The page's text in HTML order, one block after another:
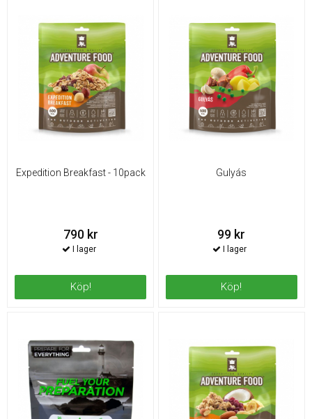
Expedition Breakfast - 10pack
790 kr
Köp!
Gulyás
99 kr
Köp!